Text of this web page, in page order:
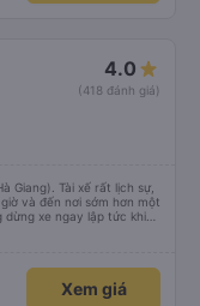
4.0
(418 đánh giá)
Giang). Tài xế rất lịch sự,
và đến nơi sớm hơn một
dừng xe ngay lập tức khi
thấy hoàn toàn an toàn.
Xem giá